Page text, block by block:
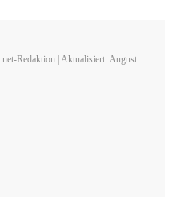
Redaktion | Aktualisiert: August